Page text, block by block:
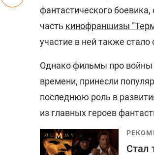
фантастического
часть кинофраншизы
участие в ней также
Однако фильмы про
времени, принесли
последнюю роль в
из главных героев
Стал